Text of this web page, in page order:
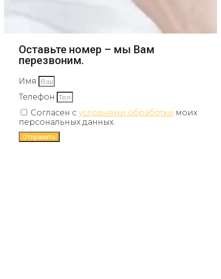
Оставьте номер – мы Вам
перезвоним.
Имя
Телефон
Согласен с условиями обработки моих
персональных данных.
Отправить